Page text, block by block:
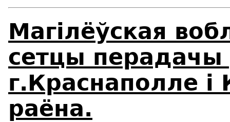
Магілёўская
сетцы
г.Краснаполле і
раёна.